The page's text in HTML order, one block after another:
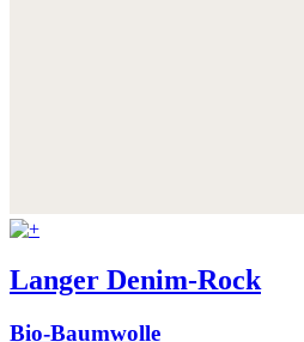
Langer Denim-Rock
Bio-Baumwolle